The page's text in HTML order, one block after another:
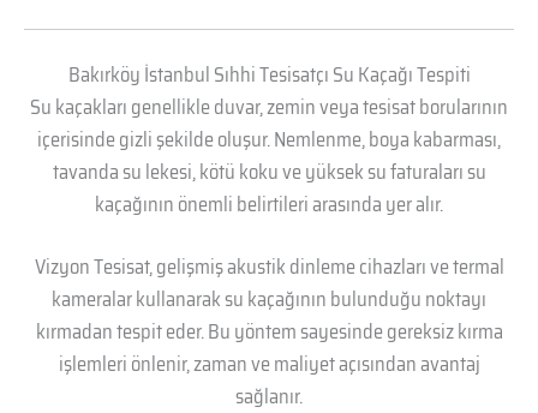
Bakırköy İstanbul Sıhhi Tesisatçı Su Kaçağı Tespiti
Su kaçakları genellikle duvar, zemin veya tesisat borularının
içerisinde gizli şekilde oluşur. Nemlenme, boya kabarması,
tavanda su lekesi, kötü koku ve yüksek su faturaları su
kaçağının önemli belirtileri arasında yer alır.
Vizyon Tesisat, gelişmiş akustik dinleme cihazları ve termal
kameralar kullanarak su kaçağının bulunduğu noktayı
kırmadan tespit eder. Bu yöntem sayesinde gereksiz kırma
işlemleri önlenir, zaman ve maliyet açısından avantaj
sağlanır.